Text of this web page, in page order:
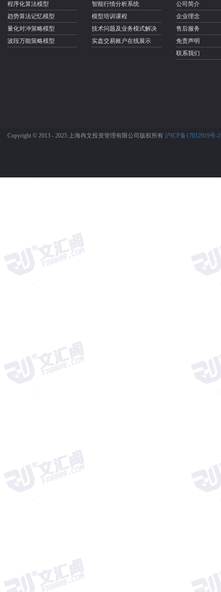
程序化算法模型
趋势算法记忆模型
量化对冲策略模型
波段万能策略模型
智能行情分析系统
模型培训课程
技术问题及业务模式解决
实盘交易账户在线展示
公司简介
企业理念
售后服务
免责声明
联系我们
Copyright © 2013 - 2025 上海冉文投资管理有限公司版权所有 沪ICP备17012919号-2